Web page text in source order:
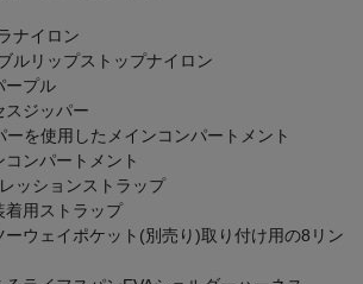
ナイロン
ルリップストップナイロン
ープル
スジッパー
ーを使用したメインコンパートメント
ンパートメント
ッションストラップ
着用ストラップ
ーウェイポケット(別売り)取り付け用の8リン